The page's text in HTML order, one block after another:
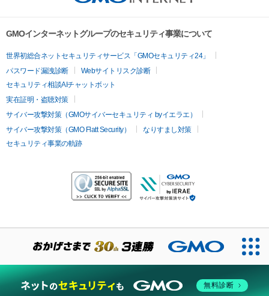
GMOインターネットグループのセキュリティ事業について
世界初総合ネットセキュリティサービス「GMOセキュリティ24」
パスワード漏洩診断
Webサイトリスク診断
セキュリティ相談AIチャットボット
実在証明・盗聴対策
サイバー攻撃対策（GMOサイバーセキュリティ byイエラエ）
サイバー攻撃対策（GMO Flatt Security）
なりすまし対策
セキュリティ事業の軌跡
無料診断